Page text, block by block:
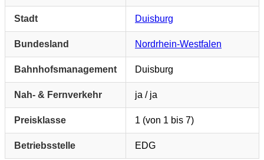
Stadt Duisburg
Bundesland Nordrhein-Westfalen
Bahnhofsmanagement Duisburg
Nah- & Fernverkehr ja / ja
Preisklasse 1 (von 1 bis 7)
Betriebsstelle EDG